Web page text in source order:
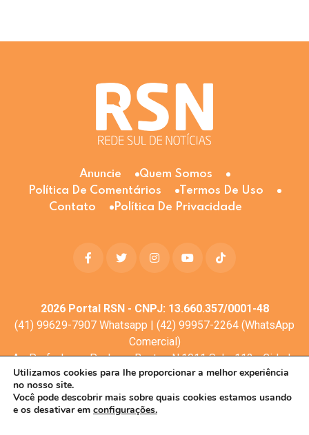
Anuncie
Quem Somos
Política De Comentários
Termos De Uso
Contato
Política De Privacidade
2026Portal RSN - CNPJ: 13.660.357/0001-48
(41) 99629-7907 Whatsapp | (42) 99957-2264 (WhatsApp
Comercial)
Av. Profa. Laura Pacheco Bastos N:1011 Sala: 112 - Cidade
dos Lagos, Guarapuava - PR, 85053-525
© Todos os direitos reservados
Utilizamos cookies para lhe proporcionar a melhor experiência
no nosso site.
Você pode descobrir mais sobre quais cookies estamos usando
e os desativar em configurações.